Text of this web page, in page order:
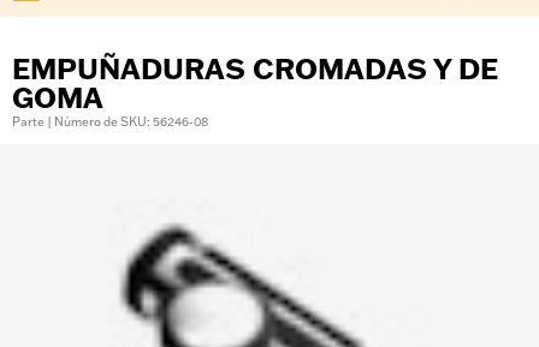
EMPUÑADURAS CROMADAS Y DE
GOMA
Parte | Número de SKU: 56246-08